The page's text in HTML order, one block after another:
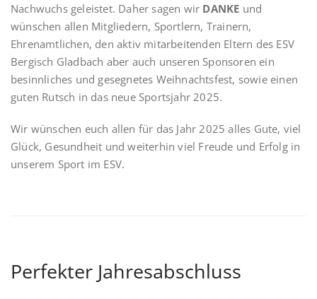
Nachwuchs geleistet. Daher sagen wir DANKE und
wünschen allen Mitgliedern, Sportlern, Trainern,
Ehrenamtlichen, den aktiv mitarbeitenden Eltern des ESV
Bergisch Gladbach aber auch unseren Sponsoren ein
besinnliches und gesegnetes Weihnachtsfest, sowie einen
guten Rutsch in das neue Sportsjahr 2025.
Wir wünschen euch allen für das Jahr 2025 alles Gute, viel
Glück, Gesundheit und weiterhin viel Freude und Erfolg in
unserem Sport im ESV.
Perfekter Jahresabschluss